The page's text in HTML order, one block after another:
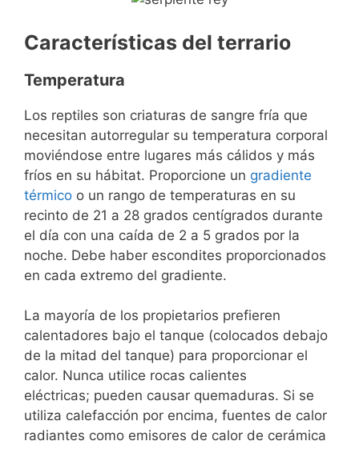
Características del terrario
Temperatura
Los reptiles son criaturas de sangre fría que
necesitan autorregular su temperatura corporal
moviéndose entre lugares más cálidos y más
fríos en su hábitat. Proporcione un gradiente
térmico o un rango de temperaturas en su
recinto de 21 a 28 grados centígrados durante
el día con una caída de 2 a 5 grados por la
noche. Debe haber escondites proporcionados
en cada extremo del gradiente.
La mayoría de los propietarios prefieren
calentadores bajo el tanque (colocados debajo
de la mitad del tanque) para proporcionar el
calor. Nunca utilice rocas calientes
eléctricas; pueden causar quemaduras. Si se
utiliza calefacción por encima, fuentes de calor
radiantes como emisores de calor de cerámica